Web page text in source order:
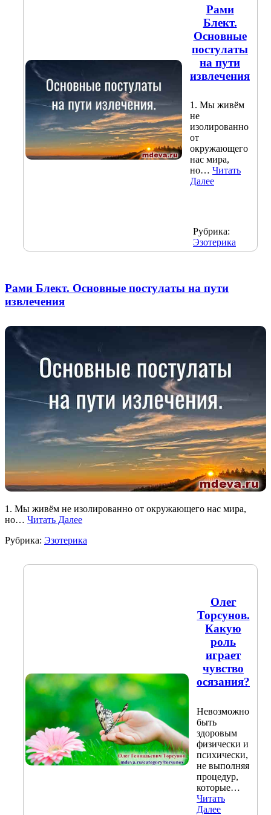
Рами
Блект.
Основные
постулаты
на пути
извлечения
1. Мы живём
не
изолированно
от
окружающего
нас мира,
но… Читать
Далее
Рубрика:
Эзотерика
Рами Блект. Основные постулаты на пути
извлечения
1. Мы живём не изолированно от окружающего нас мира,
но… Читать Далее
Рубрика: Эзотерика
Олег
Торсунов.
Какую
роль
играет
чувство
осязания?​
Невозможно
быть
здоровым
физически и
психически,
не выполняя
процедур,
которые…
Читать
Далее